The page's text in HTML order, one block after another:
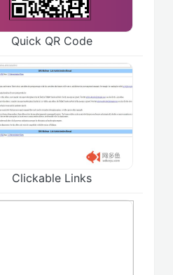
Quick QR Code
Clickable Links